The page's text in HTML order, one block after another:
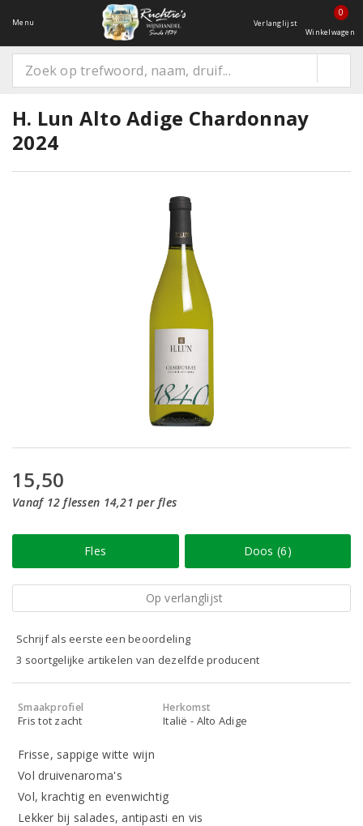
Menu Verlanglijst
0
Winkelwagen
H. Lun Alto Adige Chardonnay
2024
15,50
Vanaf 12 flessen 14,21 per fles
Fles Doos (6)
Op verlanglijst
Schrijf als eerste een beoordeling
3 soortgelijke artikelen van dezelfde producent
Smaakprofiel
Fris tot zacht
Herkomst
Italië - Alto Adige
Frisse, sappige witte wijn
Vol druivenaroma's
Vol, krachtig en evenwichtig
Lekker bij salades, antipasti en vis